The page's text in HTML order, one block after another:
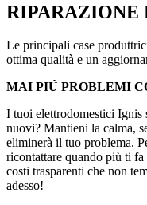
RIPARAZIONE
Le principali case
ottima qualità e un
MAI PIÚ PROBLEMI
I tuoi elettrodomestici Ignis
nuovi? Mantieni la calma,
eliminerà il tuo problema.
ricontattare quando più ti
costi trasparenti che non
adesso!